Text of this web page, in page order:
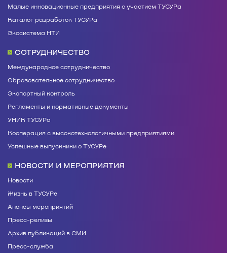
Малые инновационные предприятия с участием ТУСУРа
Каталог разработок ТУСУРа
Экосистема НТИ
СОТРУДНИЧЕСТВО
Международное сотрудничество
Образовательное сотрудничество
Экспортный контроль
Регламенты и нормативные документы
УНИК ТУСУРа
Кооперация с высокотехнологичными предприятиями
Успешные выпускники о ТУСУРе
НОВОСТИ И МЕРОПРИЯТИЯ
Новости
Жизнь в ТУСУРе
Анонсы мероприятий
Пресс-релизы
Архив публикаций в СМИ
Пресс-служба